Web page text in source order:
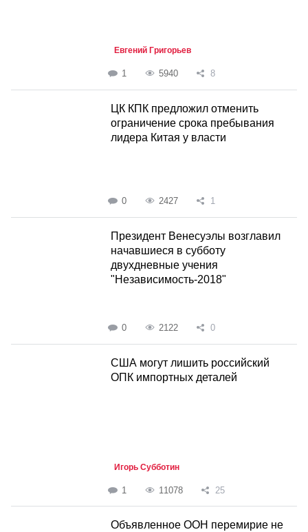
Евгений Григорьев
1 5940 8
ЦК КПК предложил отменить
ограничение срока пребывания
лидера Китая у власти
0 2427 1
Президент Венесуэлы возглавил
начавшиеся в субботу
двухдневные учения
"Независимость-2018"
0 2122 0
США могут лишить российский
ОПК импортных деталей
Игорь Субботин
1 11078 25
Объявленное ООН перемирие не